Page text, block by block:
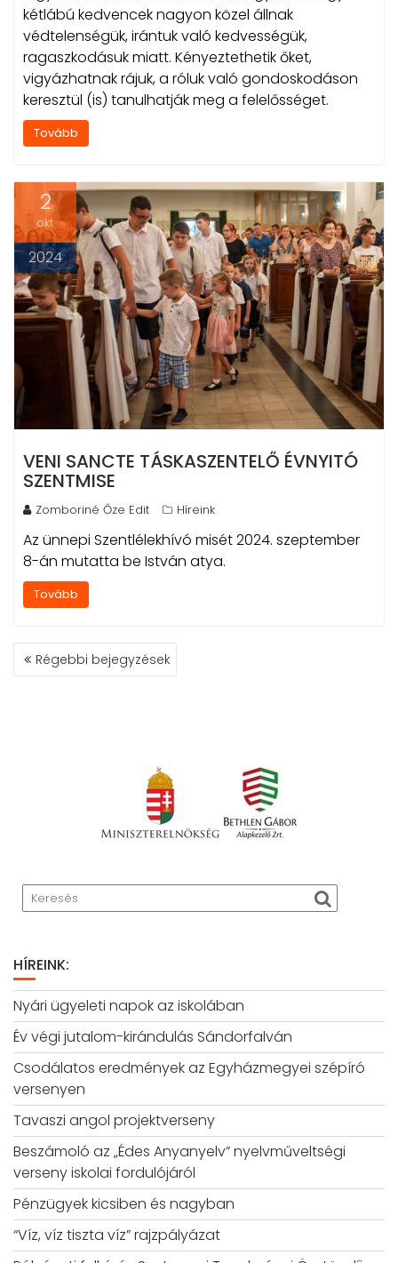
kétlábú kedvencek nagyon közel állnak
védtelenségük, irántuk való kedvességük,
ragaszkodásuk miatt. Kényeztethetik őket,
vigyázhatnak rájuk, a róluk való gondoskodáson
keresztül (is) tanulhatják meg a felelősséget.
Tovább
2
okt
2024
VENI SANCTE TÁSKASZENTELŐ ÉVNYITÓ
SZENTMISE
Zomboriné Őze Edit Híreink
Az ünnepi Szentlélekhívó misét 2024. szeptember
8-án mutatta be István atya.
Tovább
BEJEGYZÉS
NAVIGÁCIÓ
Régebbi bejegyzések
HÍREINK:
Nyári ügyeleti napok az iskolában
Év végi jutalom-kirándulás Sándorfalván
Csodálatos eredmények az Egyházmegyei szépíró
versenyen
Tavaszi angol projektverseny
Beszámoló az „Édes Anyanyelv” nyelvműveltségi
verseny iskolai fordulójáról
Pénzügyek kicsiben és nagyban
“Víz, víz tiszta víz” rajzpályázat